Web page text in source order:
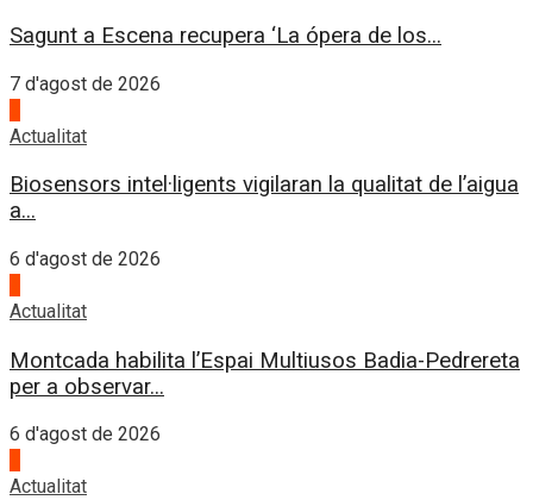
Sagunt a Escena recupera ‘La ópera de los...
7 d'agost de 2026
Actualitat
Biosensors intel·ligents vigilaran la qualitat de l’aigua
a...
6 d'agost de 2026
Actualitat
Montcada habilita l’Espai Multiusos Badia-Pedrereta
per a observar...
6 d'agost de 2026
Actualitat